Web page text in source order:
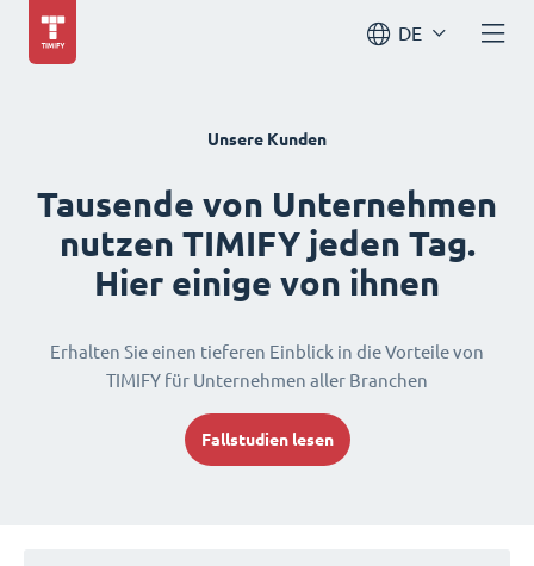
DE
Unsere Kunden
Tausende von Unternehmen
nutzen TIMIFY jeden Tag.
Hier einige von ihnen
Erhalten Sie einen tieferen Einblick in die Vorteile von
TIMIFY für Unternehmen aller Branchen
Fallstudien lesen